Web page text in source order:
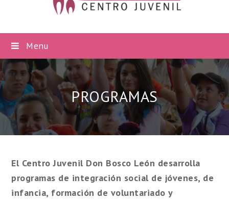
Menu
PROGRAMAS
El Centro Juvenil Don Bosco León desarrolla
programas de integración social de jóvenes, de
infancia, formación de voluntariado y